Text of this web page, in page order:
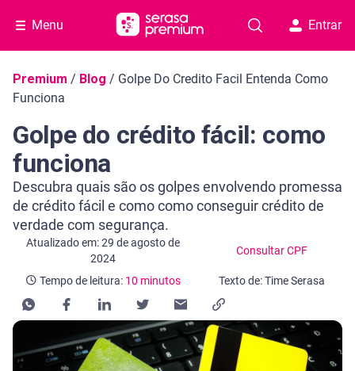
Menu Entrar
Navegação do blog
Premium / Blog / Golpe Do Credito Facil Entenda Como
Funciona
Golpe do crédito fácil: como
funciona
Descubra quais são os golpes envolvendo promessa
de crédito fácil e como como conseguir crédito de
verdade com segurança.
Atualizado em: 29 de agosto de
2024
Consultar CPF
Categoria Consultar CPF
Tempo de leitura: 10 minutos
Tempo de leitura: 10 minutos
Texto de: Time Serasa